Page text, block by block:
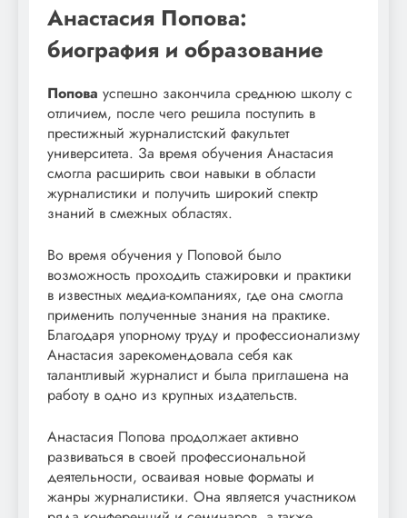
Анастасия Попова:
биография и образование
Попова успешно закончила среднюю школу с
отличием, после чего решила поступить в
престижный журналистский факультет
университета. За время обучения Анастасия
смогла расширить свои навыки в области
журналистики и получить широкий спектр
знаний в смежных областях.
Во время обучения у Поповой было
возможность проходить стажировки и практики
в известных медиа-компаниях, где она смогла
применить полученные знания на практике.
Благодаря упорному труду и профессионализму
Анастасия зарекомендовала себя как
талантливый журналист и была приглашена на
работу в одно из крупных издательств.
Анастасия Попова продолжает активно
развиваться в своей профессиональной
деятельности, осваивая новые форматы и
жанры журналистики. Она является участником